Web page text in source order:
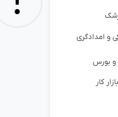
و امدادگری
و بورس
کار